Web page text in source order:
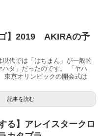
ゴ】2019 AKIRAの予
現代では「はちまん」が一般的
タ」だったのです。 「ヤハ
東京オリンピックの開会式は
記事を読む
る】アレイスタークロ